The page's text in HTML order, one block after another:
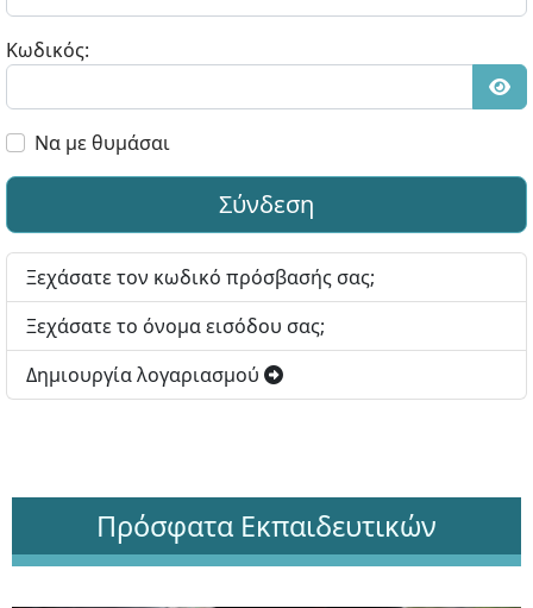
Κωδικός:
Να με θυμάσαι
Σύνδεση
Ξεχάσατε τον κωδικό πρόσβασής σας;
Ξεχάσατε το όνομα εισόδου σας;
Δημιουργία λογαριασμού
Πρόσφατα Εκπαιδευτικών